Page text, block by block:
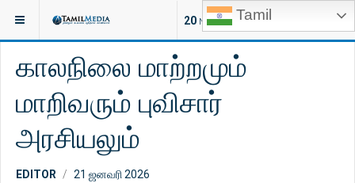
Tamil
20 NEW ARTICLES
இருக்குமிடம்: சிறப்பு
காலநிலை மாற்றமும்
மாறிவரும் புவிசார்
அரசியலும்
EDITOR 21 ஜனவரி 2026